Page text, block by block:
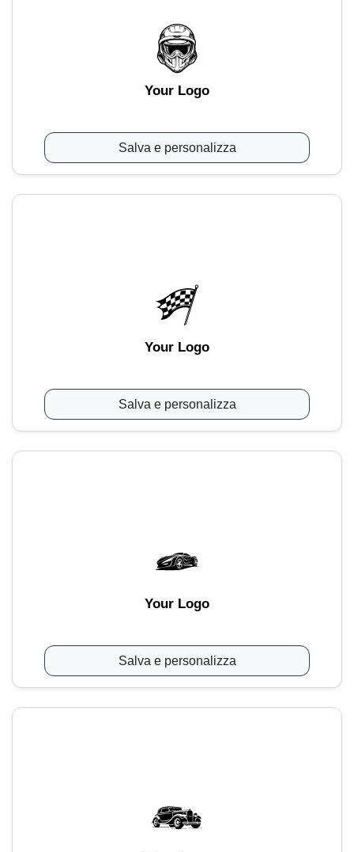
Your Logo
Salva e personalizza
Your Logo
Salva e personalizza
Your Logo
Salva e personalizza